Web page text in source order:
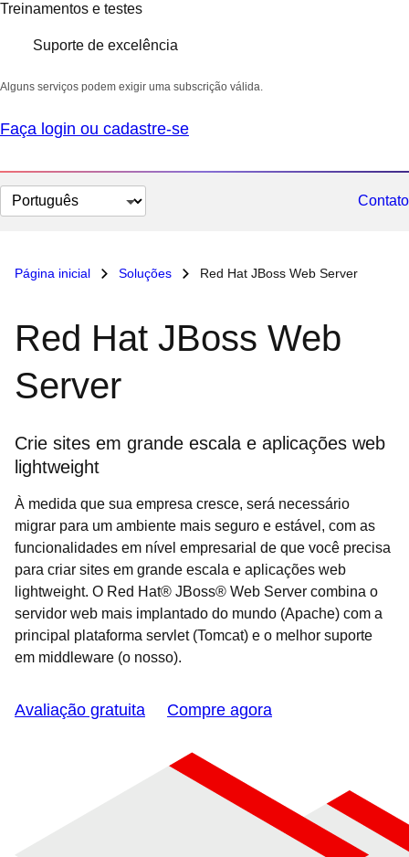
Treinamentos e testes
Suporte de excelência
Alguns serviços podem exigir uma subscrição válida.
Faça login ou cadastre-se
Selecionar
idioma
Contato
Página inicial Soluções Red Hat JBoss Web Server
Red Hat JBoss Web
Server
Crie sites em grande escala e aplicações web
lightweight
À medida que sua empresa cresce, será necessário
migrar para um ambiente mais seguro e estável, com as
funcionalidades em nível empresarial de que você precisa
para criar sites em grande escala e aplicações web
lightweight. O Red Hat® JBoss® Web Server combina o
servidor web mais implantado do mundo (Apache) com a
principal plataforma servlet (Tomcat) e o melhor suporte
em middleware (o nosso).
Avaliação gratuita Compre agora